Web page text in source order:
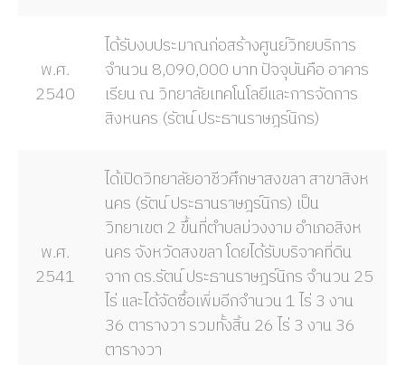
พ.ศ.
2540
ได้รับงบประมาณก่อสร้างศูนย์วิทยบริการ
จำนวน 8,090,000 บาท ปัจจุบันคือ อาคาร
เรียน ณ วิทยาลัยเทคโนโลยีและการจัดการ
สิงหนคร (รัตน์ ประธานราษฎร์นิกร)
พ.ศ.
2541
ได้เปิดวิทยาลัยอาชีวศึกษาสงขลา สาขาสิงห
นคร (รัตน์ ประธานราษฎร์นิกร) เป็น
วิทยาเขต 2 ขึ้นที่ตำบลม่วงงาม อำเภอสิงห
นคร จังหวัดสงขลา โดยได้รับบริจาคที่ดิน
จาก ดร.รัตน์ ประธานราษฎร์นิกร จำนวน 25
ไร่ และได้จัดซื้อเพิ่มอีกจำนวน 1 ไร่ 3 งาน
36 ตารางวา รวมทั้งสิ้น 26 ไร่ 3 งาน 36
ตารางวา